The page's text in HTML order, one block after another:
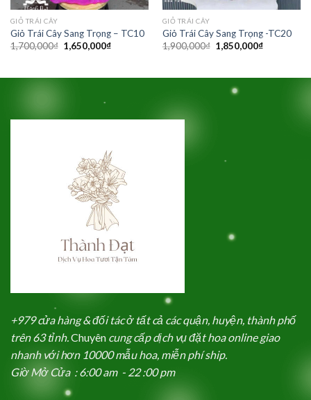
GIỎ TRÁI CÂY
Giỏ Trái Cây Sang Trọng – TC10
1,700,000₫ Giá
gốc
1,650,000₫Giá
1,650,000₫.
GIỎ TRÁI CÂY
Giỏ Trái Cây Sang Trọng -TC20
1,900,000₫ Giá
gốc
1,850,000₫Giá
+979 cửa hàng & đối tác ở tất cả các quận, huyện, thành phố
trên 63 tỉnh.Chuyên cung cấp dịch vụ đặt hoa online giao
nhanh với hơn 10000 mẫu hoa, miễn phí ship.
Giờ Mở Cửa : 6:00 am - 22 :00 pm